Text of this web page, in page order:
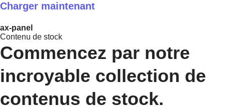
Charger maintenant
ax-panel
Contenu de stock
Commencez par notre
incroyable collection de
contenus de stock.